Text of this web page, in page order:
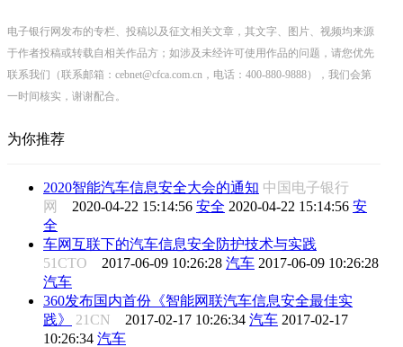
电子银行网发布的专栏、投稿以及征文相关文章，其文字、图片、视频均来源
于作者投稿或转载自相关作品方；如涉及未经许可使用作品的问题，请您优先
联系我们（联系邮箱：cebnet@cfca.com.cn，电话：400-880-9888），我们会第
一时间核实，谢谢配合。
为你推荐
2020智能汽车信息安全大会的通知 中国电子银行
网 2020-04-22 15:14:56 安全 2020-04-22 15:14:56 安
全
车网互联下的汽车信息安全防护技术与实践
51CTO 2017-06-09 10:26:28 汽车 2017-06-09 10:26:28
汽车
360发布国内首份《智能网联汽车信息安全最佳实
践》
21CN 2017-02-17 10:26:34 汽车 2017-02-17
10:26:34 汽车